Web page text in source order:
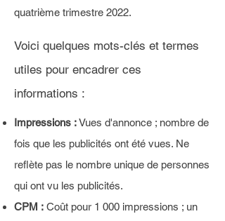
quatrième trimestre 2022.
Voici quelques mots-clés et termes
utiles pour encadrer ces
informations :
Impressions :Vues d'annonce ; nombre de
fois que les publicités ont été vues. Ne
reflète pas le nombre unique de personnes
qui ont vu les publicités.
CPM : Coût pour 1 000 impressions ; un